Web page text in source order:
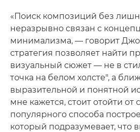
«Поиск композиций без
неразрывно связан с
минимализма, — говорит
стратегия позволяет найти
визуальный сюжет — не в
точка на белом холсте", а
выразительной и понятной
мне кажется, стоит отойти от
популярного способа
который подразумевает, что